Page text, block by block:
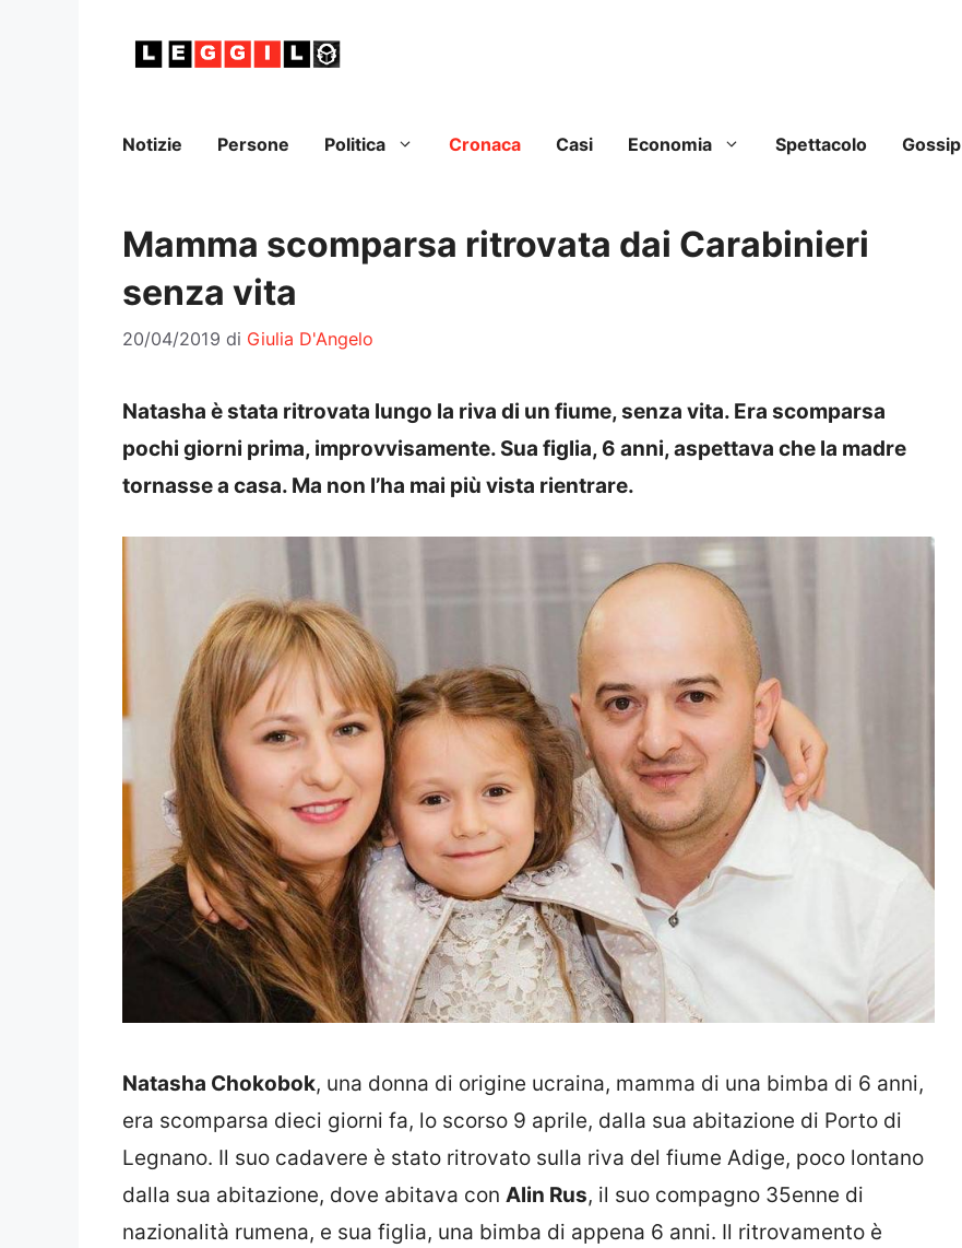
Notizie Persone Politica Cronaca Casi Economia Spettacolo Gossip
Mamma scomparsa ritrovata dai Carabinieri
senza vita
20/04/2019 di Giulia D'Angelo
Natasha è stata ritrovata lungo la riva di un fiume, senza vita. Era scomparsa
pochi giorni prima, improvvisamente. Sua figlia, 6 anni, aspettava che la madre
tornasse a casa. Ma non l’ha mai più vista rientrare.
Natasha Chokobok, una donna di origine ucraina, mamma di una bimba di 6 anni,
era scomparsa dieci giorni fa, lo scorso 9 aprile, dalla sua abitazione di Porto di
Legnano. Il suo cadavere è stato ritrovato sulla riva del fiume Adige, poco lontano
dalla sua abitazione, dove abitava con Alin Rus, il suo compagno 35enne di
nazionalità rumena, e sua figlia, una bimba di appena 6 anni. Il ritrovamento è